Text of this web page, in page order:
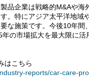
品企業は戦略的M&Aや
。特にアジア太平洋地域
な施策です。今後10年
の市場拡大を最大限に
はこちら
reports/car-care-